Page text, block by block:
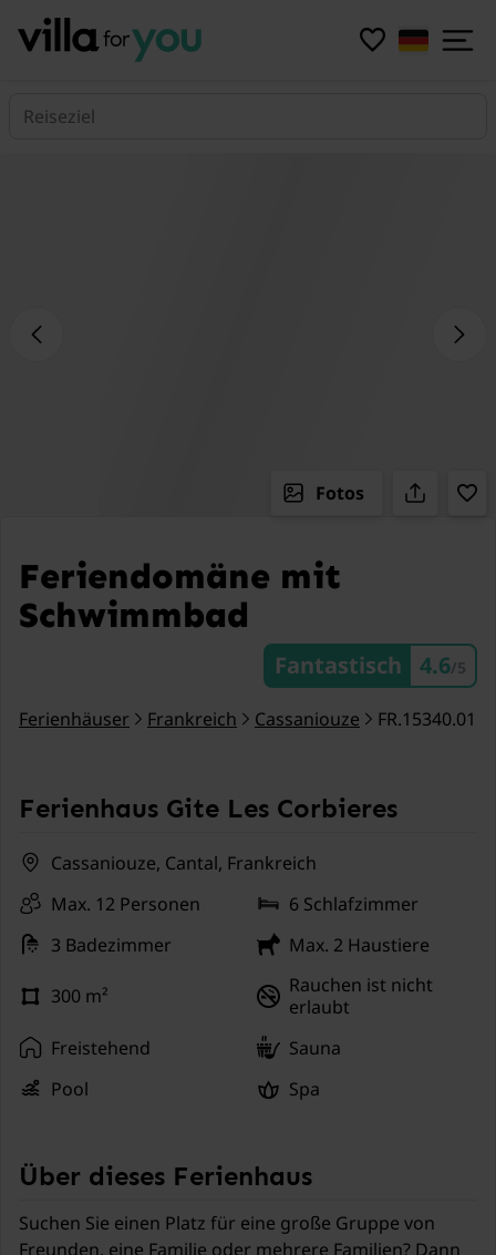
Reiseziel
Fotos
Feriendomäne mit
Schwimmbad
Fantastisch 4.6/5
Ferienhäuser Frankreich Cassaniouze FR.15340.01
Ferienhaus Gite Les Corbieres
Cassaniouze, Cantal, Frankreich
Max. 12 Personen
6 Schlafzimmer
3 Badezimmer
Max. 2 Haustiere
300 m²
Rauchen ist nicht
erlaubt
Freistehend
Sauna
Pool
Spa
Über dieses Ferienhaus
Suchen Sie einen Platz für eine große Gruppe von
Freunden, eine Familie oder mehrere Familien? Dann